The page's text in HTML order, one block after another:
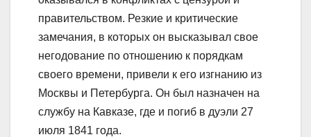
правительством. Резкие и критические
замечания, в которых он высказывал свое
негодование по отношению к порядкам
своего времени, привели к его изгнанию из
Москвы и Петербурга. Он был назначен на
службу на Кавказе, где и погиб в дуэли 27
июля 1841 года.